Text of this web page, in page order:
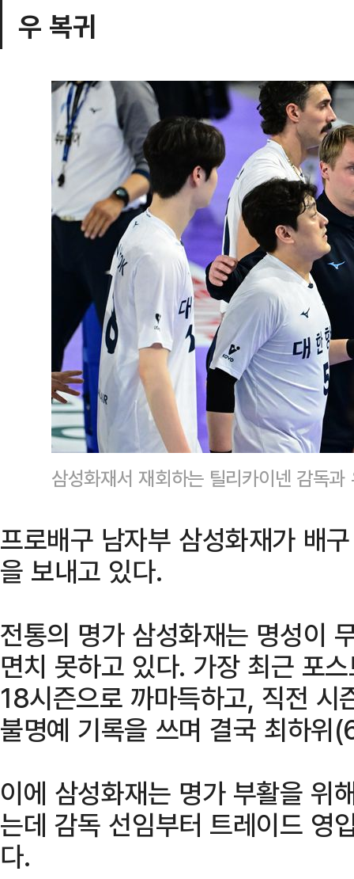
우 복귀
삼성화재서 재회하는 틸리카이넨 감독
프로배구 남자부 삼성화재가 배
을 보내고 있다.
전통의 명가 삼성화재는 명성이
면치 못하고 있다. 가장 최근 포
18시즌으로 까마득하고, 직전 시
불명예 기록을 쓰며 결국 최하
이에 삼성화재는 명가 부활을 위
는데 감독 선임부터 트레이드 영
다.